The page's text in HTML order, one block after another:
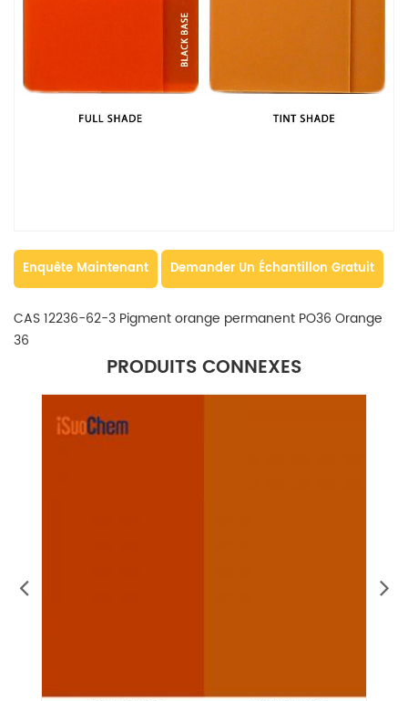
Enquête Maintenant Demander Un Échantillon Gratuit
CAS 12236-62-3 Pigment orange permanent PO36 Orange
36
PRODUITS CONNEXES